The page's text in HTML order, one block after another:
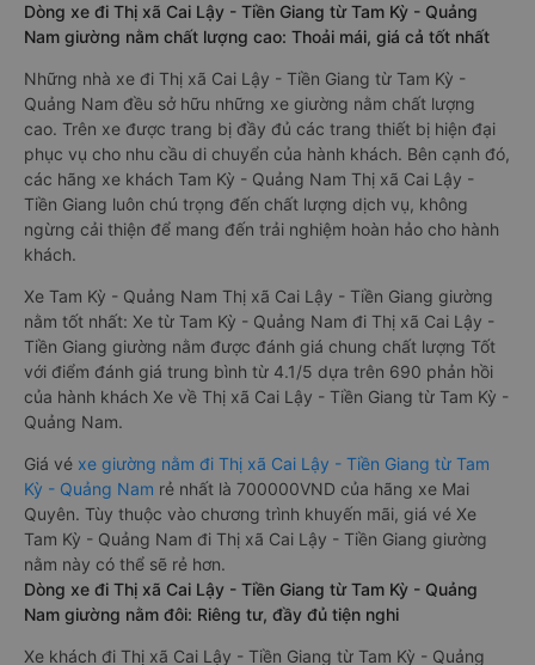
Dòng xe đi Thị xã Cai Lậy - Tiền Giang từ Tam Kỳ - Quảng
Nam giường nằm chất lượng cao: Thoải mái, giá cả tốt nhất
Những nhà xe đi Thị xã Cai Lậy - Tiền Giang từ Tam Kỳ -
Quảng Nam đều sở hữu những xe giường nằm chất lượng
cao. Trên xe được trang bị đầy đủ các trang thiết bị hiện đại
phục vụ cho nhu cầu di chuyển của hành khách. Bên cạnh đó,
các hãng xe khách Tam Kỳ - Quảng Nam Thị xã Cai Lậy -
Tiền Giang luôn chú trọng đến chất lượng dịch vụ, không
ngừng cải thiện để mang đến trải nghiệm hoàn hảo cho hành
khách.
Xe Tam Kỳ - Quảng Nam Thị xã Cai Lậy - Tiền Giang giường
nằm tốt nhất: Xe từ Tam Kỳ - Quảng Nam đi Thị xã Cai Lậy -
Tiền Giang giường nằm được đánh giá chung chất lượng Tốt
với điểm đánh giá trung bình từ 4.1/5 dựa trên 690 phản hồi
của hành khách Xe về Thị xã Cai Lậy - Tiền Giang từ Tam Kỳ -
Quảng Nam.
Giá vé xe giường nằm đi Thị xã Cai Lậy - Tiền Giang từ Tam
Kỳ - Quảng Nam rẻ nhất là 700000VND của hãng xe Mai
Quyên. Tùy thuộc vào chương trình khuyến mãi, giá vé Xe
Tam Kỳ - Quảng Nam đi Thị xã Cai Lậy - Tiền Giang giường
nằm này có thể sẽ rẻ hơn.
Dòng xe đi Thị xã Cai Lậy - Tiền Giang từ Tam Kỳ - Quảng
Nam giường nằm đôi: Riêng tư, đầy đủ tiện nghi
Xe khách đi Thị xã Cai Lậy - Tiền Giang từ Tam Kỳ - Quảng